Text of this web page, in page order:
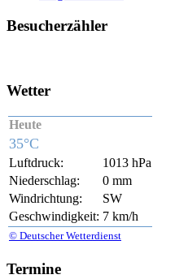
Besucherzähler
Wetter
Heute
35°C
Luftdruck:
1013 hPa
Niederschlag:
0 mm
Windrichtung:
SW
Geschwindigkeit: 7 km/h
© Deutscher Wetterdienst
Termine